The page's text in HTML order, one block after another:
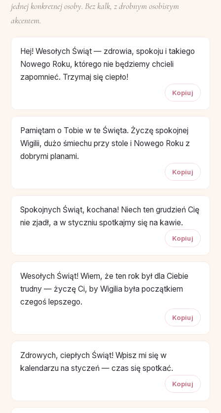
jednej konkretnej osoby. Bez kalk, z drobnym osobistym
akcentem.
Hej! Wesołych Świąt — zdrowia, spokoju i takiego
Nowego Roku, którego nie będziemy chcieli
zapomnieć. Trzymaj się ciepło!
Kopiuj
Pamiętam o Tobie w te Święta. Życzę spokojnej
Wigilii, dużo śmiechu przy stole i Nowego Roku z
dobrymi planami.
Kopiuj
Spokojnych Świąt, kochana! Niech ten grudzień Cię
nie zjadł, a w styczniu spotkajmy się na kawie.
Kopiuj
Wesołych Świąt! Wiem, że ten rok był dla Ciebie
trudny — życzę Ci, by Wigilia była początkiem
czegoś lepszego.
Kopiuj
Zdrowych, ciepłych Świąt! Wpisz mi się w
kalendarzu na styczeń — czas się spotkać.
Kopiuj